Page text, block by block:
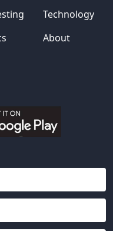
Technology
About